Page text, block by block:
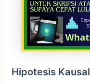
Hipotesis Kausal